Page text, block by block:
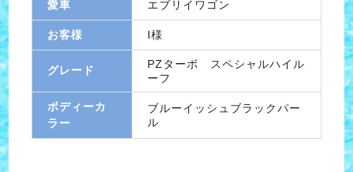
愛車 エブリイワゴン
お客様 I様
グレード
PZターボ スペシャルハイル
ーフ
ボディーカ
ラー
ブルーイッシュブラックパー
ル